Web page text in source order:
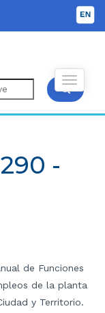
-
de Funciones
de la planta
y Territorio.